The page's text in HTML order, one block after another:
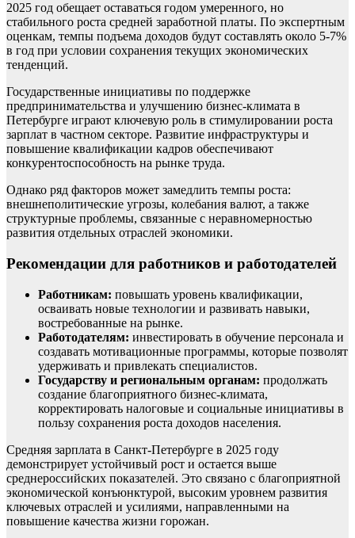
2025 год обещает оставаться годом умеренного, но
стабильного роста средней заработной платы. По экспертным
оценкам, темпы подъема доходов будут составлять около 5-7%
в год при условии сохранения текущих экономических
тенденций.
Государственные инициативы по поддержке
предпринимательства и улучшению бизнес-климата в
Петербурге играют ключевую роль в стимулировании роста
зарплат в частном секторе. Развитие инфраструктуры и
повышение квалификации кадров обеспечивают
конкурентоспособность на рынке труда.
Однако ряд факторов может замедлить темпы роста:
внешнеполитические угрозы, колебания валют, а также
структурные проблемы, связанные с неравномерностью
развития отдельных отраслей экономики.
Рекомендации для работников и работодателей
Работникам: повышать уровень квалификации,
осваивать новые технологии и развивать навыки,
востребованные на рынке.
Работодателям: инвестировать в обучение персонала и
создавать мотивационные программы, которые позволят
удерживать и привлекать специалистов.
Государству и региональным органам: продолжать
создание благоприятного бизнес-климата,
корректировать налоговые и социальные инициативы в
пользу сохранения роста доходов населения.
Средняя зарплата в Санкт-Петербурге в 2025 году
демонстрирует устойчивый рост и остается выше
среднероссийских показателей. Это связано с благоприятной
экономической конъюнктурой, высоким уровнем развития
ключевых отраслей и усилиями, направленными на
повышение качества жизни горожан.